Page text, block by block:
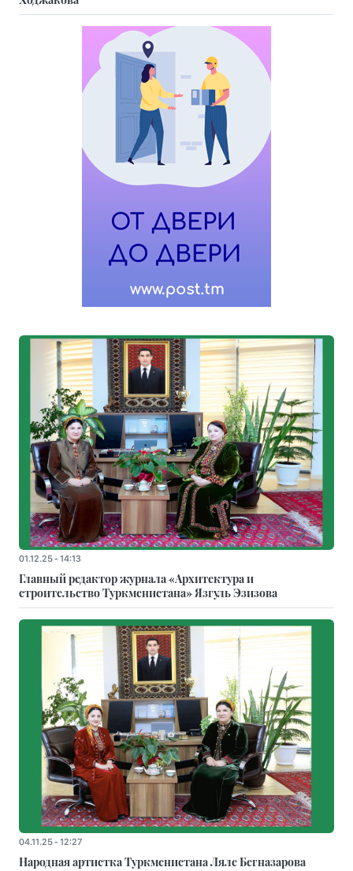
01.12.25 - 14:13
Главный редактор журнала «Архитектура и
строительство Туркменистана» Язгуль Эзизова
04.11.25 - 12:27
Народная артистка Туркменистана Ляле Бегназарова